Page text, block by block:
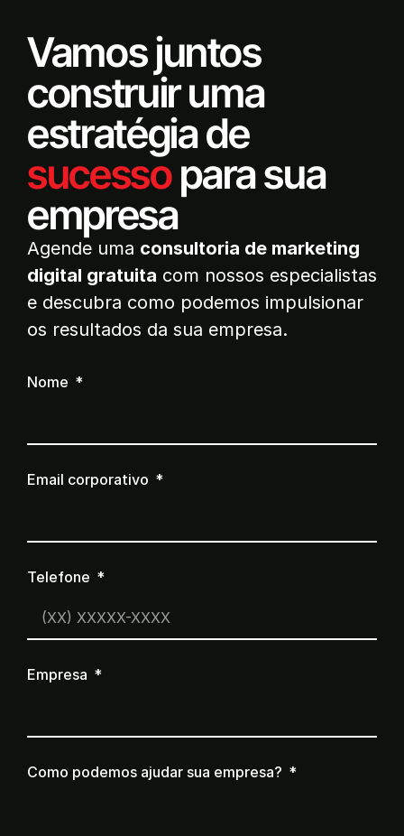
Vamos juntos
construir uma
estratégia de
sucessopara sua
empresa
Agende uma consultoria de marketing
digital gratuita com nossos especialistas
e descubra como podemos impulsionar
os resultados da sua empresa.
Nome
Email corporativo
Telefone
Empresa
Como podemos ajudar sua empresa?